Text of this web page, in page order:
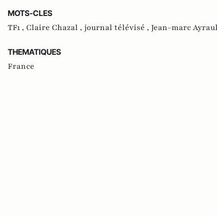
MOTS-CLES
TF1 , Claire Chazal , journal télévisé , Jean-marc
THEMATIQUES
France